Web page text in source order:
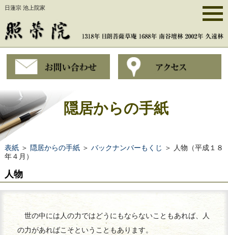
日蓮宗 池上院家
隠居からの手紙
表紙＞ 隠居からの手紙＞ バックナンバーもくじ ＞ 人物（平成１８
年４月）
人物
世の中には人の力ではどうにもならないこともあれば、人
の力があればこそということもあります。